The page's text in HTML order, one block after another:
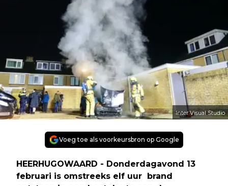
Inter Visual Studio
Voeg toe als voorkeursbron op Google
HEERHUGOWAARD - Donderdagavond 13
februari is omstreeks elf uur brand